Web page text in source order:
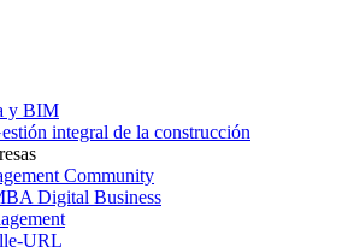
y BIM
integral de la construcción
Community
Digital Business
URL